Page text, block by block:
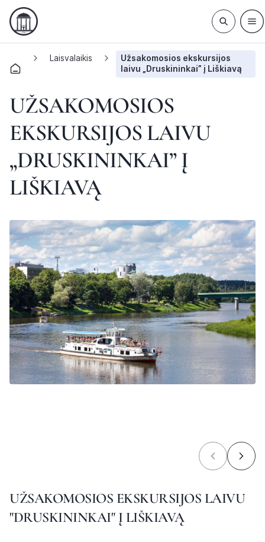
Laisvalaikis
Užsakomosios ekskursijos
laivu „Druskininkai” į Liškiavą
UŽSAKOMOSIOS
EKSKURSIJOS LAIVU
„DRUSKININKAI” Į
LIŠKIAVĄ
UŽSAKOMOSIOS EKSKURSIJOS LAIVU
"DRUSKININKAI" Į LIŠKIAVĄ